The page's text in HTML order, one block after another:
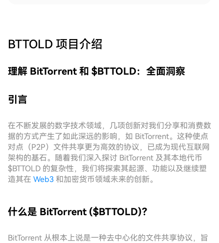
BTTOLD 项目介绍
理解 BitTorrent 和 $BTTOLD：全面洞察
引言
在不断发展的数字技术领域，几项创新对我们分享和消费数
据的方式产生了如此深远的影响，如 BitTorrent。这种使点
对点（P2P）文件共享更为高效的协议，已成为现代互联网
架构的基石。随着我们深入探讨 BitTorrent 及其本地代币
$BTTOLD 的复杂性，我们将探索其起源、功能以及继续塑
造其在 Web3 和加密货币领域未来的创新。
什么是 BitTorrent ($BTTOLD)？
BitTorrent 从根本上说是一种去中心化的文件共享协议，旨